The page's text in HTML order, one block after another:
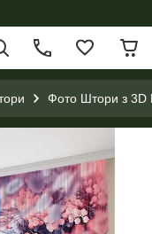
Фото Штори з 3D